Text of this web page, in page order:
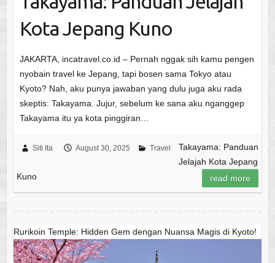
Kota Jepang Kuno
JAKARTA, incatravel.co.id – Pernah nggak sih kamu pengen
nyobain travel ke Jepang, tapi bosen sama Tokyo atau
Kyoto? Nah, aku punya jawaban yang dulu juga aku rada
skeptis: Takayama. Jujur, sebelum ke sana aku nganggep
Takayama itu ya kota pinggiran…
Siti Ita August 30, 2025 Travel
Takayama: Panduan
Jelajah Kota Jepang
Kuno
read more
Rurikoin Temple: Hidden Gem dengan Nuansa Magis di Kyoto!